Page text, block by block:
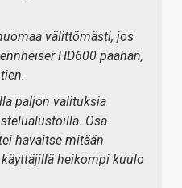
välittömästi, jos
HD600 päähän,
paljon valituksia
Osa
havaitse mitään
heikompi kuulo